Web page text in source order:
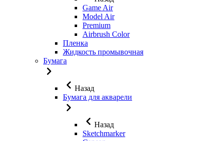
Game Air
Model Air
Premium
Airbrush Color
Пленка
Жидкость промывочная
Бумага
Назад
Бумага для акварели
Назад
Sketchmarker